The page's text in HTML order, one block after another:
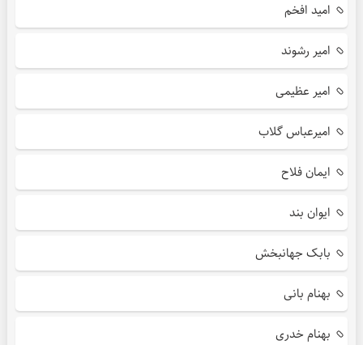
امید افخم
امیر رشوند
امیر عظیمی
امیرعباس گلاب
ایمان فلاح
ایوان بند
بابک جهانبخش
بهنام بانی
بهنام خدری